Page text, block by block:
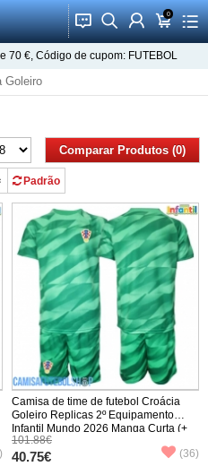
󰂱 󰂨 󰃳 0
󰃦 󰃖
70 €, Código de cupom: FUTEBOL
Goleiro
Comparar Produtos (0)
Padrão
Camisa de time de futebol Croácia
Goleiro Replicas 2º Equipamento
Infantil Mundo 2026 Manga Curta (+
Calças curtas)
101.88€
40.75€ (36)